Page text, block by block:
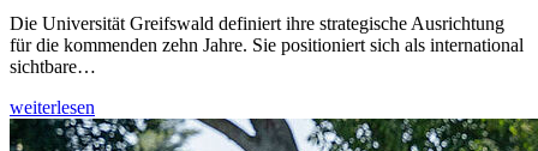
Die Universität Greifswald definiert ihre strategische Ausrichtung
für die kommenden zehn Jahre. Sie positioniert sich als international
sichtbare…
weiterlesen